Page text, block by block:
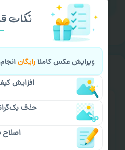
خیالت راحت از
نکات
ویرایش عکس کاملارایگان
افزایش
حذف